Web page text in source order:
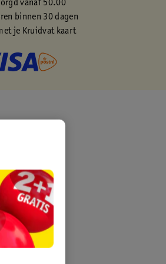
vanaf 50.00
binnen 30 dagen
je Kruidvat kaart